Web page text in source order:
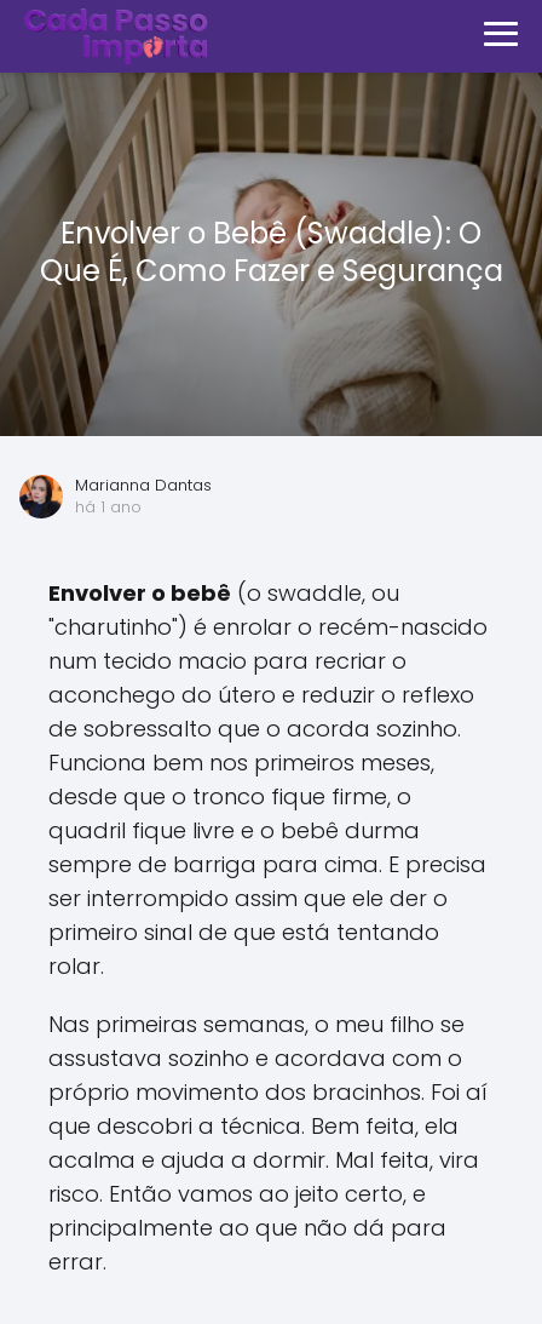
Envolver o Bebê (Swaddle): O
Que É, Como Fazer e Segurança
Marianna Dantas
há 1 ano
Envolver o bebê (o swaddle, ou
"charutinho") é enrolar o recém-nascido
num tecido macio para recriar o
aconchego do útero e reduzir o reflexo
de sobressalto que o acorda sozinho.
Funciona bem nos primeiros meses,
desde que o tronco fique firme, o
quadril fique livre e o bebê durma
sempre de barriga para cima. E precisa
ser interrompido assim que ele der o
primeiro sinal de que está tentando
rolar.
Nas primeiras semanas, o meu filho se
assustava sozinho e acordava com o
próprio movimento dos bracinhos. Foi aí
que descobri a técnica. Bem feita, ela
acalma e ajuda a dormir. Mal feita, vira
risco. Então vamos ao jeito certo, e
principalmente ao que não dá para
errar.